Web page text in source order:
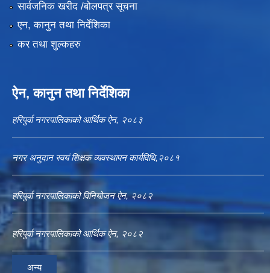
सार्वजनिक खरीद /बोलपत्र सूचना
एन, कानुन तथा निर्देशिका
कर तथा शुल्कहरु
ऐन, कानुन तथा निर्देशिका
हरिपुर्वा नगरपालिकाको आर्थिक ऐन, २०८३
नगर अनुदान स्वयं शिक्षक व्यवस्थापन कार्यविधि,२०८१
हरिपुर्वा नगरपालिकाको विनियोजन ऐन, २०८२
हरिपुर्वा नगरपालिकाको आर्थिक ऐन, २०८२
अन्य